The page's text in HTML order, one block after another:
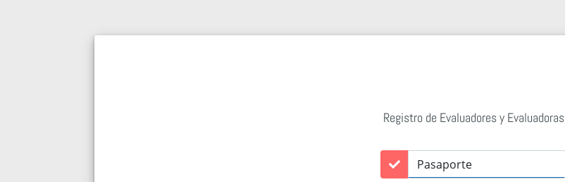
Registro de Evaluadores y Evaluadoras